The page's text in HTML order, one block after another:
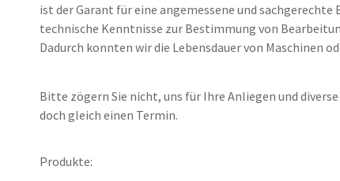
ist der Garant für eine angemessene und
technische Kenntnisse zur Bestimmung von
Dadurch konnten wir die Lebensdauer von Maschinen
Bitte zögern Sie nicht, uns für Ihre Anliegen und
doch gleich einen Termin.
Produkte: